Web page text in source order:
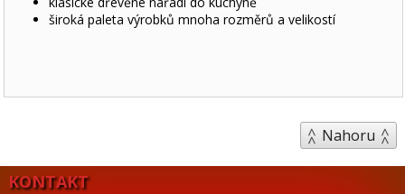
široká paleta výrobků mnoha rozměrů a velikostí
Nahoru
KONTAKT